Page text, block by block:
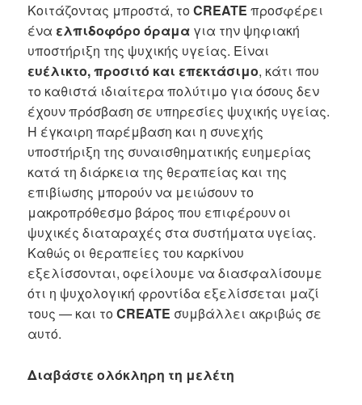
Κοιτάζοντας μπροστά, τοCREATE προσφέρει
ένα ελπιδοφόρο όραμα για την ψηφιακή
υποστήριξη της ψυχικής υγείας. Είναι
ευέλικτο, προσιτό και επεκτάσιμο, κάτι που
το καθιστά ιδιαίτερα πολύτιμο για όσους δεν
έχουν πρόσβαση σε υπηρεσίες ψυχικής υγείας.
Η έγκαιρη παρέμβαση και η συνεχής
υποστήριξη της συναισθηματικής ευημερίας
κατά τη διάρκεια της θεραπείας και της
επιβίωσης μπορούν να μειώσουν το
μακροπρόθεσμο βάρος που επιφέρουν οι
ψυχικές διαταραχές στα συστήματα υγείας.
Καθώς οι θεραπείες του καρκίνου
εξελίσσονται, οφείλουμε να διασφαλίσουμε
ότι η ψυχολογική φροντίδα εξελίσσεται μαζί
τους — και τοCREATE συμβάλλει ακριβώς σε
αυτό.
Διαβάστε ολόκληρη τη μελέτη